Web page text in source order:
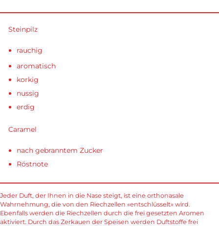
Steinpilz
rauchig
aromatisch
korkig
nussig
erdig
Caramel
nach gebranntem Zucker
Röstnote
Jeder Duft, der Ihnen in die Nase steigt, ist eine orthonasale
Wahrnehmung, die von den Riechzellen «entschlüsselt» wird.
Ebenfalls werden die Riechzellen durch die frei gesetzten Aromen
aktiviert. Durch das Zerkauen der Speisen werden Duftstoffe frei